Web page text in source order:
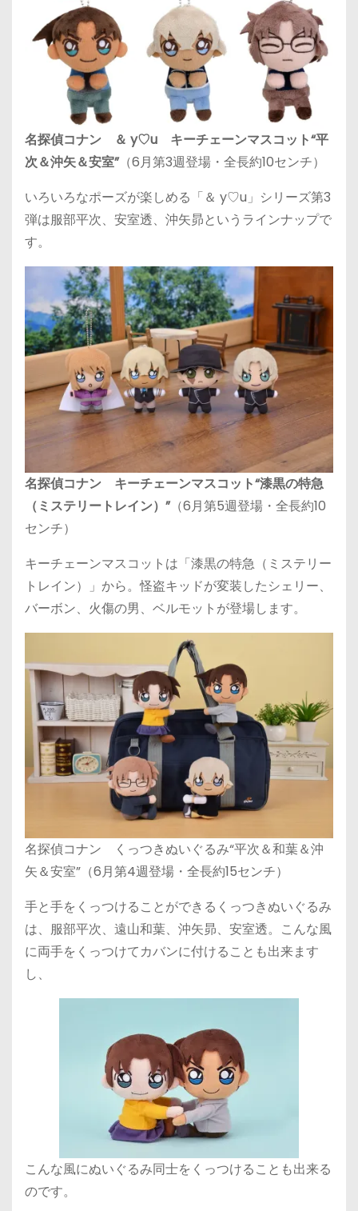
名探偵コナン ＆ y♡u キーチェーンマスコット“平
次＆沖矢＆安室”（6月第3週登場・全長約10センチ）
いろいろなポーズが楽しめる「＆ y♡u」シリーズ第3
弾は服部平次、安室透、沖矢昴というラインナップで
す。
名探偵コナン キーチェーンマスコット“漆黒の特急
（ミステリートレイン）”（6月第5週登場・全長約10
センチ）
キーチェーンマスコットは「漆黒の特急（ミステリー
トレイン）」から。怪盗キッドが変装したシェリー、
バーボン、火傷の男、ベルモットが登場します。
名探偵コナン くっつきぬいぐるみ“平次＆和葉＆沖
矢＆安室”（6月第4週登場・全長約15センチ）
手と手をくっつけることができるくっつきぬいぐるみ
は、服部平次、遠山和葉、沖矢昴、安室透。こんな風
に両手をくっつけてカバンに付けることも出来ます
し、
こんな風にぬいぐるみ同士をくっつけることも出来る
のです。